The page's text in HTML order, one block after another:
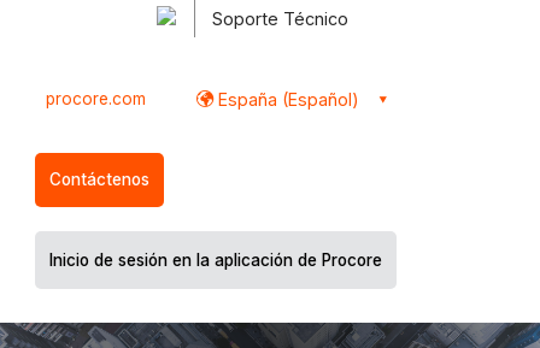
Soporte Técnico
procore.com España (Español)
Contáctenos
Inicio de sesión en la aplicación de Procore